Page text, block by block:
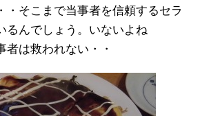
・そこまで当事者を信頼するセラ
るんでしょう。いないよね
者は救われない・・